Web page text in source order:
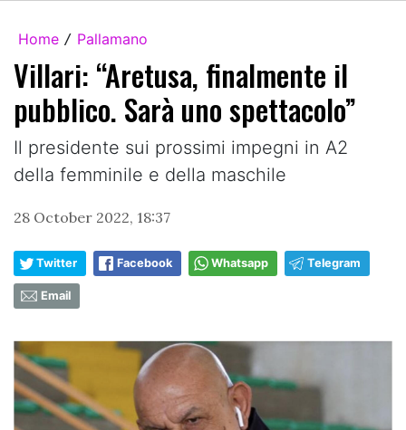
Home / Pallamano
Villari: “Aretusa, finalmente il
pubblico. Sarà uno spettacolo”
Il presidente sui prossimi impegni in A2
della femminile e della maschile
28 October 2022, 18:37
Twitter Facebook Whatsapp Telegram
Email